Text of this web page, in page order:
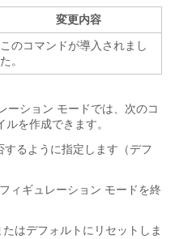
変更内容
このコマンドが導入されまし
た。
ーション モードでは、次のコ
を作成できます。
するように指定します（デフ
ィギュレーション モードを終
はデフォルトにリセットしま